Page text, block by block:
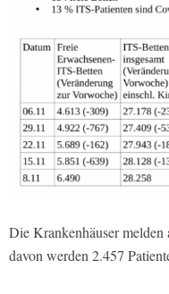
Die Krankenhäuser melden
davon werden 2.457